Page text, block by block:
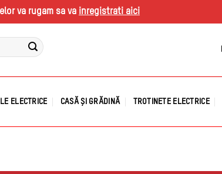
va rugam sa va inregistrati aici
ELECTRICE CASĂ ȘI GRĂDINĂ TROTINETE ELECTRICE